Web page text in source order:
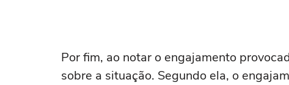
Por fim, ao notar o engajamento
sobre a situação. Segundo ela, o